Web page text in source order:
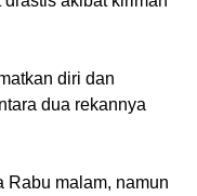
diri dan
dua rekannya
Rabu malam, namun